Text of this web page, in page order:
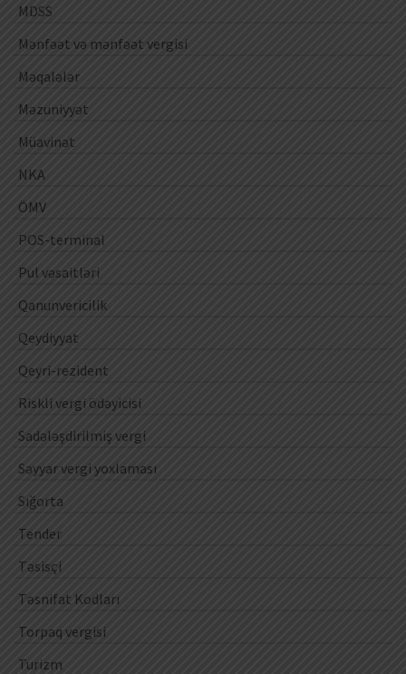
MDSS
Mənfəət və mənfəət vergisi
Məqalələr
Məzuniyyət
Müavinət
NKA
ÖMV
POS-terminal
Pul vəsaitləri
Qanunvericilik
Qeydiyyat
Qeyri-rezident
Riskli vergi ödəyicisi
Sadələşdirilmiş vergi
Səyyar vergi yoxlaması
Sığorta
Tender
Təsisçi
Təsnifat Kodları
Torpaq vergisi
Turizm